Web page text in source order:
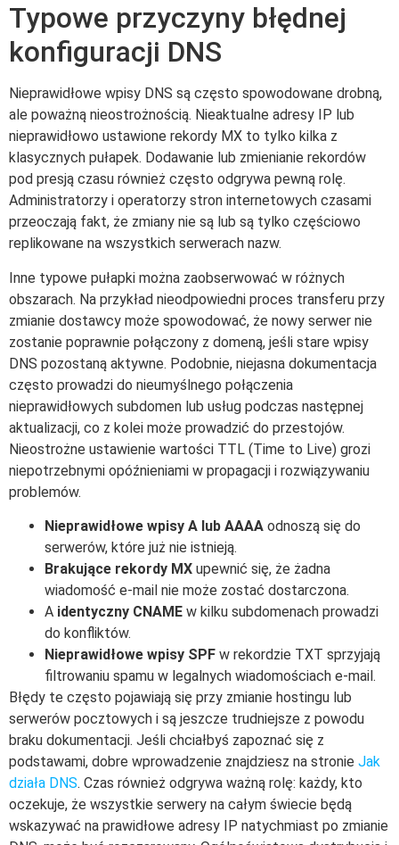
Typowe przyczyny błędnej
konfiguracji DNS
Nieprawidłowe wpisy DNS są często spowodowane drobną,
ale poważną nieostrożnością. Nieaktualne adresy IP lub
nieprawidłowo ustawione rekordy MX to tylko kilka z
klasycznych pułapek. Dodawanie lub zmienianie rekordów
pod presją czasu również często odgrywa pewną rolę.
Administratorzy i operatorzy stron internetowych czasami
przeoczają fakt, że zmiany nie są lub są tylko częściowo
replikowane na wszystkich serwerach nazw.
Inne typowe pułapki można zaobserwować w różnych
obszarach. Na przykład nieodpowiedni proces transferu przy
zmianie dostawcy może spowodować, że nowy serwer nie
zostanie poprawnie połączony z domeną, jeśli stare wpisy
DNS pozostaną aktywne. Podobnie, niejasna dokumentacja
często prowadzi do nieumyślnego połączenia
nieprawidłowych subdomen lub usług podczas następnej
aktualizacji, co z kolei może prowadzić do przestojów.
Nieostrożne ustawienie wartości TTL (Time to Live) grozi
niepotrzebnymi opóźnieniami w propagacji i rozwiązywaniu
problemów.
Nieprawidłowe wpisy A lub AAAA odnoszą się do
serwerów, które już nie istnieją.
Brakujące rekordy MX upewnić się, że żadna
wiadomość e-mail nie może zostać dostarczona.
A identyczny CNAME w kilku subdomenach prowadzi
do konfliktów.
Nieprawidłowe wpisy SPF w rekordzie TXT sprzyjają
filtrowaniu spamu w legalnych wiadomościach e-mail.
Błędy te często pojawiają się przy zmianie hostingu lub
serwerów pocztowych i są jeszcze trudniejsze z powodu
braku dokumentacji. Jeśli chciałbyś zapoznać się z
podstawami, dobre wprowadzenie znajdziesz na stronie Jak
działa DNS. Czas również odgrywa ważną rolę: każdy, kto
oczekuje, że wszystkie serwery na całym świecie będą
wskazywać na prawidłowe adresy IP natychmiast po zmianie